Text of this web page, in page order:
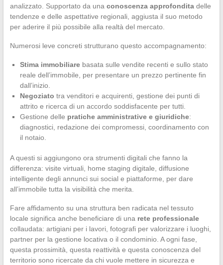
analizzato. Supportato da una conoscenza approfonditadelle
tendenze e delle aspettative regionali, aggiusta il suo metodo
per aderire il più possibile alla realtà del mercato.
Numerosi leve concreti strutturano questo accompagnamento:
Stima immobiliarebasata sulle vendite recenti e sullo stato
reale dell’immobile, per presentare un prezzo pertinente fin
dall’inizio.
Negoziato tra venditori e acquirenti, gestione dei punti di
attrito e ricerca di un accordo soddisfacente per tutti.
Gestione delle pratiche amministrative e giuridiche:
diagnostici, redazione dei compromessi, coordinamento con
il notaio.
A questi si aggiungono ora strumenti digitali che fanno la
differenza: visite virtuali, home staging digitale, diffusione
intelligente degli annunci sui social e piattaforme, per dare
all’immobile tutta la visibilità che merita.
Fare affidamento su una struttura ben radicata nel tessuto
locale significa anche beneficiare di una rete professionale
collaudata: artigiani per i lavori, fotografi per valorizzare i luoghi,
partner per la gestione locativa o il condominio. A ogni fase,
questa prossimità, questa reattività e questa conoscenza del
territorio sono ricercate da chi vuole mettere in sicurezza e